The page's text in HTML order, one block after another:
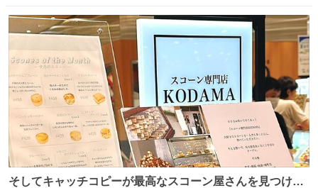
ト
数
数
そしてキャッチコピーが最高なスコーン屋さんを見つけて